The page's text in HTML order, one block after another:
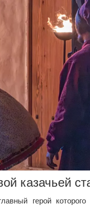
казачьей
герой которого